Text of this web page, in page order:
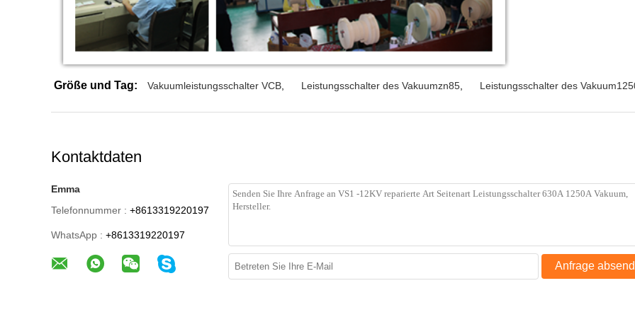
Größe und Tag: Vakuumleistungsschalter VCB Leistungsschalter des Vakuumzn85 Leistungsschalter des
Kontaktdaten
Emma
Telefonnummer : +8613319220197
WhatsApp : +8613319220197
Anfrage